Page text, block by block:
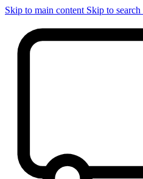
Skip to main content Skip to search